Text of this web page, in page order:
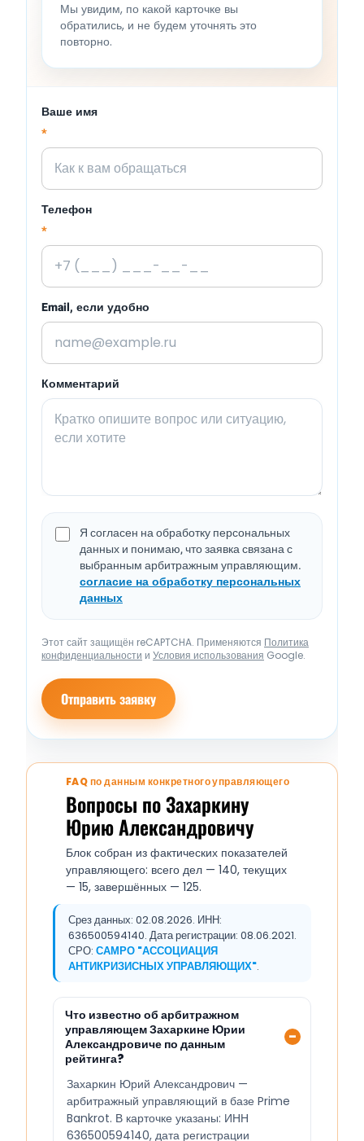
Мы увидим, по какой карточке вы
обратились, и не будем уточнять это
повторно.
Ваше имя
*
Телефон
*
Email, если удобно
Комментарий
Я согласен на обработку персональных
данных и понимаю, что заявка связана с
выбранным арбитражным управляющим.
согласие на обработку персональных
данных
Этот сайт защищён reCAPTCHA. Применяются Политика
конфиденциальности и Условия использования Google.
Отправить заявку
FAQ по данным конкретного управляющего
Вопросы по Захаркину
Юрию Александровичу
Блок собран из фактических показателей
управляющего: всего дел — 140, текущих
— 15, завершённых — 125.
Срез данных: 02.08.2026. ИНН:
636500594140. Дата регистрации: 08.06.2021.
СРО: САМРО "АССОЦИАЦИЯ
АНТИКРИЗИСНЫХ УПРАВЛЯЮЩИХ".
Что известно об арбитражном
управляющем Захаркине Юрии
Александровиче по данным
рейтинга?
Захаркин Юрий Александрович —
арбитражный управляющий в базе Prime
Bankrot. В карточке указаны: ИНН
636500594140, дата регистрации